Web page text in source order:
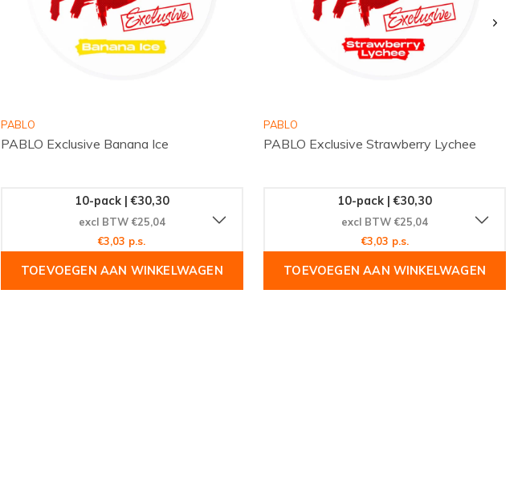
PABLO
PABLO Exclusive Banana Ice
10-pack | €30,30
excl BTW €25,04
€3,03 p.s.
TOEVOEGEN AAN WINKELWAGEN
PABLO
PABLO Exclusive Strawberry Lychee
10-pack | €30,30
excl BTW €25,04
€3,03 p.s.
TOEVOEGEN AAN WINKELWAGEN